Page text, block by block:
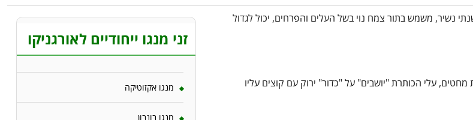
נשיר, משמש בתור צמח נוי בשל העלים והפרחים, יכול לגדול
עלי הכותרת "יושבים" על "כדור" ירוק עם קוצים עליו
זני מנגו ייחודיים לאורגניקו
מנגו אקזוטיקה
מנגו בונבון